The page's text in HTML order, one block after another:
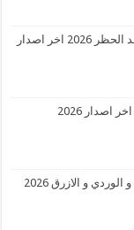
تحميل واتس اب بلس ضد الحظر اخر اصدار 2026
تنزيل واتساب عمر باذيب العنابي و الوردي و الازرق 2026